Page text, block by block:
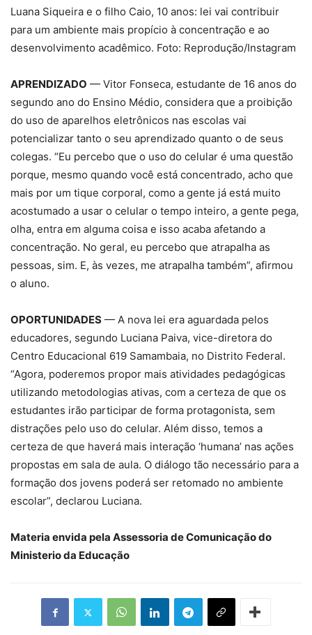
Luana Siqueira e o filho Caio, 10 anos: lei vai contribuir
para um ambiente mais propício à concentração e ao
desenvolvimento acadêmico. Foto: Reprodução/Instagram
APRENDIZADO — Vitor Fonseca, estudante de 16 anos do
segundo ano do Ensino Médio, considera que a proibição
do uso de aparelhos eletrônicos nas escolas vai
potencializar tanto o seu aprendizado quanto o de seus
colegas. “Eu percebo que o uso do celular é uma questão
porque, mesmo quando você está concentrado, acho que
mais por um tique corporal, como a gente já está muito
acostumado a usar o celular o tempo inteiro, a gente pega,
olha, entra em alguma coisa e isso acaba afetando a
concentração. No geral, eu percebo que atrapalha as
pessoas, sim. E, às vezes, me atrapalha também”, afirmou
o aluno.
OPORTUNIDADES — A nova lei era aguardada pelos
educadores, segundo Luciana Paiva, vice-diretora do
Centro Educacional 619 Samambaia, no Distrito Federal.
“Agora, poderemos propor mais atividades pedagógicas
utilizando metodologias ativas, com a certeza de que os
estudantes irão participar de forma protagonista, sem
distrações pelo uso do celular. Além disso, temos a
certeza de que haverá mais interação ‘humana’ nas ações
propostas em sala de aula. O diálogo tão necessário para a
formação dos jovens poderá ser retomado no ambiente
escolar”, declarou Luciana.
Materia envida pela Assessoria de Comunicação do
Ministerio da Educação